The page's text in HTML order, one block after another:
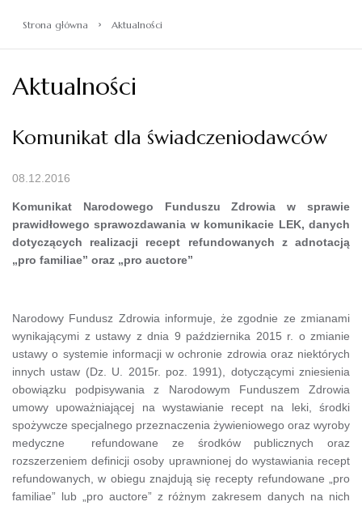
Strona główna › Aktualności
Aktualności
Komunikat dla świadczeniodawców
08.12.2016
Komunikat Narodowego Funduszu Zdrowia w sprawie
prawidłowego sprawozdawania w komunikacie LEK, danych
dotyczących realizacji recept refundowanych z adnotacją
„pro familiae” oraz „pro auctore”
Narodowy Fundusz Zdrowia informuje, że zgodnie ze zmianami
wynikającymi z ustawy z dnia 9 października 2015 r. o zmianie
ustawy o systemie informacji w ochronie zdrowia oraz niektórych
innych ustaw (Dz. U. 2015r. poz. 1991), dotyczącymi zniesienia
obowiązku podpisywania z Narodowym Funduszem Zdrowia
umowy upoważniającej na wystawianie recept na leki, środki
spożywcze specjalnego przeznaczenia żywieniowego oraz wyroby
medyczne refundowane ze środków publicznych oraz
rozszerzeniem definicji osoby uprawnionej do wystawiania recept
refundowanych, w obiegu znajdują się recepty refundowane „pro
familiae” lub „pro auctore” z różnym zakresem danych na nich